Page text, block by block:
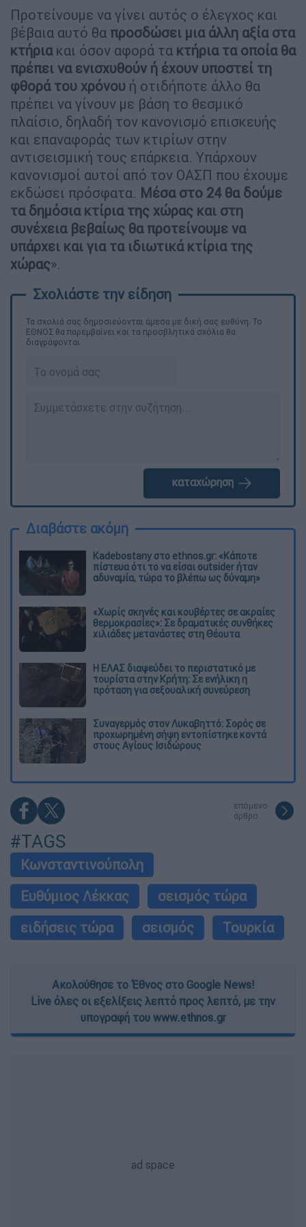
Προτείνουμε να γίνει αυτός ο έλεγχος και
βέβαια αυτό θα προσδώσει μια άλλη αξία στα
κτήριακαι όσον αφορά τα κτήρια τα οποία θα
πρέπει να ενισχυθούν ή έχουν υποστεί τη
φθορά του χρόνου ή οτιδήποτε άλλο θα
πρέπει να γίνουν με βάση το θεσμικό
πλαίσιο, δηλαδή τον κανονισμό επισκευής
και επαναφοράς των κτιρίων στην
αντισεισμική τους επάρκεια. Υπάρχουν
κανονισμοί αυτοί από τον ΟΑΣΠ που έχουμε
εκδώσει πρόσφατα. Μέσα στο 24 θα δούμε
τα δημόσια κτίρια της χώρας και στη
συνέχεια βεβαίως θα προτείνουμε να
υπάρχει και για τα ιδιωτικά κτίρια της
χώρας».
Τα σχολιά σας δημοσιεύονται άμεσα με δική σας ευθύνη. Το
ΕΘΝΟΣ θα παρεμβαίνει και τα προσβλητικά σχόλια θα
διαγράφονται
καταχώρηση
Διαβάστε ακόμη
Kadebostany στο ethnos.gr: «Κάποτε
πίστευα ότι το να είσαι outsider ήταν
αδυναμία, τώρα το βλέπω ως δύναμη»
«Χωρίς σκηνές και κουβέρτες σε ακραίες
θερμοκρασίες»: Σε δραματικές συνθήκες
χιλιάδες μετανάστες στη Θέουτα
Η ΕΛΑΣ διαψεύδει το περιστατικό με
τουρίστα στην Κρήτη: Σε ενήλικη η
πρόταση για σεξουαλική συνεύρεση
Συναγερμός στον Λυκαβηττό: Σορός σε
προχωρημένη σήψη εντοπίστηκε κοντά
στους Αγίους Ισιδώρους
επόμενο
άρθρο
#TAGS
Κωνσταντινούπολη
Ευθύμιος Λέκκας
σεισμός τώρα
ειδήσεις τώρα
σεισμός Τουρκία
Ακολούθησε το Έθνος στο Google News!
Live όλες οι εξελίξεις λεπτό προς λεπτό, με την
υπογραφή του www.ethnos.gr